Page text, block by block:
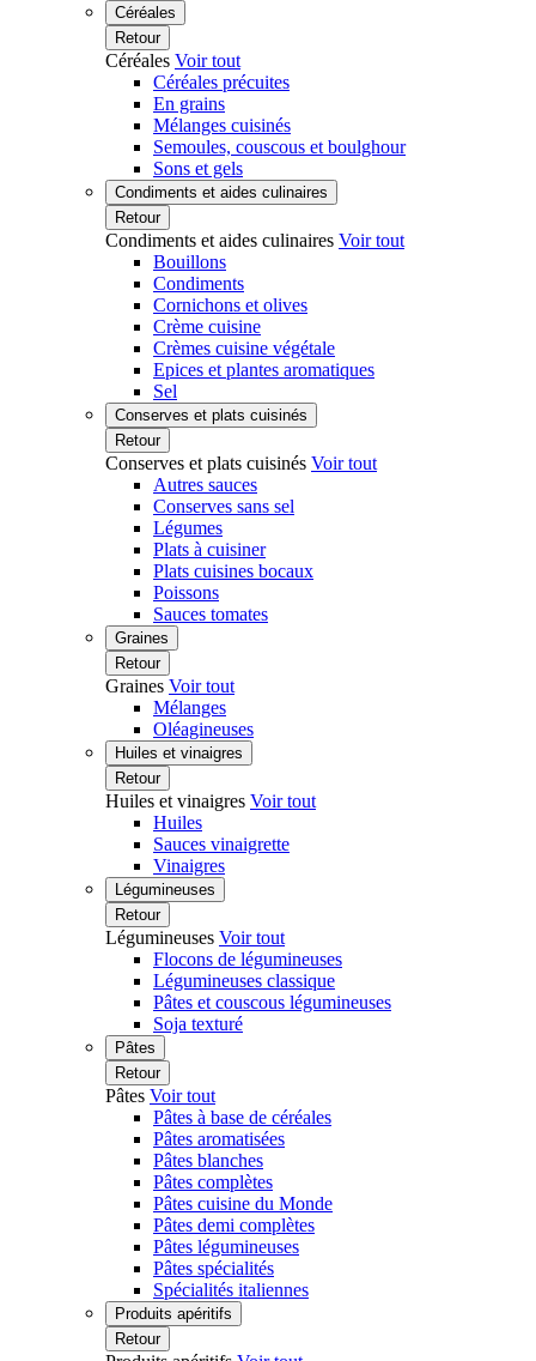
Céréales
Retour
Céréales Voir tout
Céréales précuites
En grains
Mélanges cuisinés
Semoules, couscous et boulghour
Sons et gels
Condiments et aides culinaires
Retour
Condiments et aides culinaires Voir tout
Bouillons
Condiments
Cornichons et olives
Crème cuisine
Crèmes cuisine végétale
Epices et plantes aromatiques
Sel
Conserves et plats cuisinés
Retour
Conserves et plats cuisinés Voir tout
Autres sauces
Conserves sans sel
Légumes
Plats à cuisiner
Plats cuisines bocaux
Poissons
Sauces tomates
Graines
Retour
Graines Voir tout
Mélanges
Oléagineuses
Huiles et vinaigres
Retour
Huiles et vinaigres Voir tout
Huiles
Sauces vinaigrette
Vinaigres
Légumineuses
Retour
Légumineuses Voir tout
Flocons de légumineuses
Légumineuses classique
Pâtes et couscous légumineuses
Soja texturé
Pâtes
Retour
Pâtes Voir tout
Pâtes à base de céréales
Pâtes aromatisées
Pâtes blanches
Pâtes complètes
Pâtes cuisine du Monde
Pâtes demi complètes
Pâtes légumineuses
Pâtes spécialités
Spécialités italiennes
Produits apéritifs
Retour